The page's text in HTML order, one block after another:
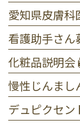
愛知県皮膚
看護助手さ
慢性じんま